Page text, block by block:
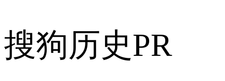
搜狗历史PR